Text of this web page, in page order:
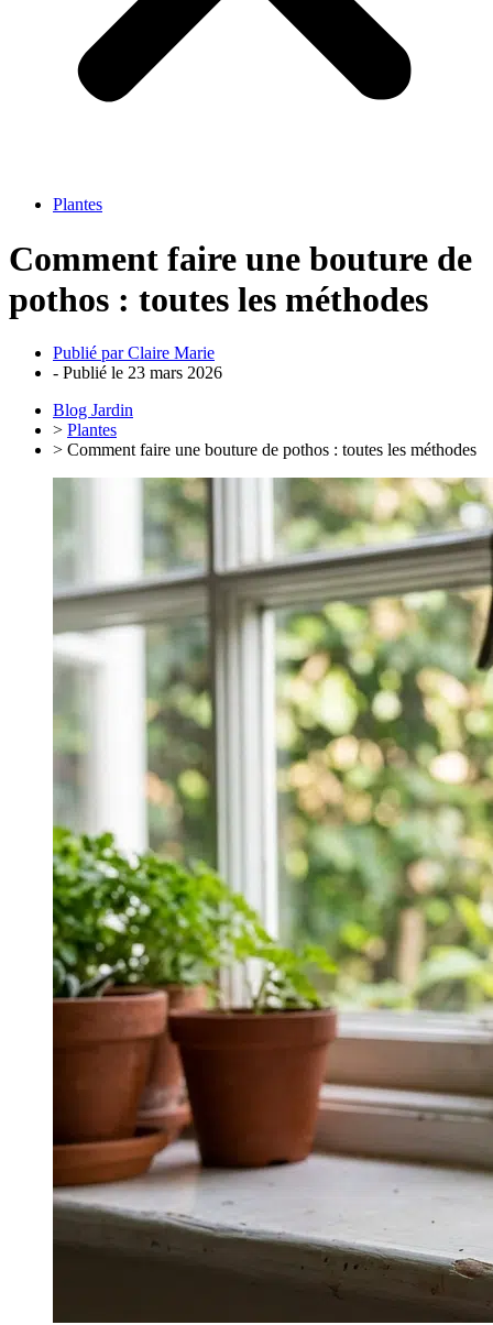
Plantes
Comment faire une bouture de
pothos : toutes les méthodes
Publié parClaire Marie
- Publié le 23 mars 2026
Blog Jardin
> Plantes
> Comment faire une bouture de pothos : toutes les méthodes